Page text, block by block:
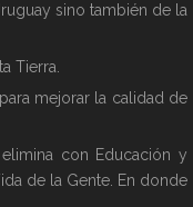
sino también de la
Tierra.
mejorar la calidad de
con Educación y
de la Gente. En donde